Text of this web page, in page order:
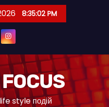
8:35:03 PM
style подій